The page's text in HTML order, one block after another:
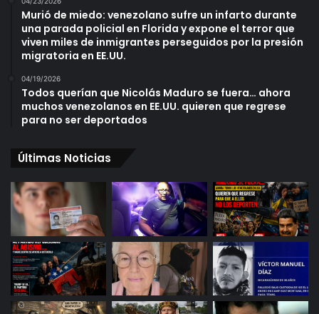
Murió de miedo: venezolano sufre un infarto durante
una parada policial en Florida y expone el terror que
viven miles de inmigrantes perseguidos por la presión
migratoria en EE.UU.
04/19/2026
Todos querían que Nicolás Maduro se fuera… ahora
muchos venezolanos en EE.UU. quieren que regrese
para no ser deportados
Últimas Noticias